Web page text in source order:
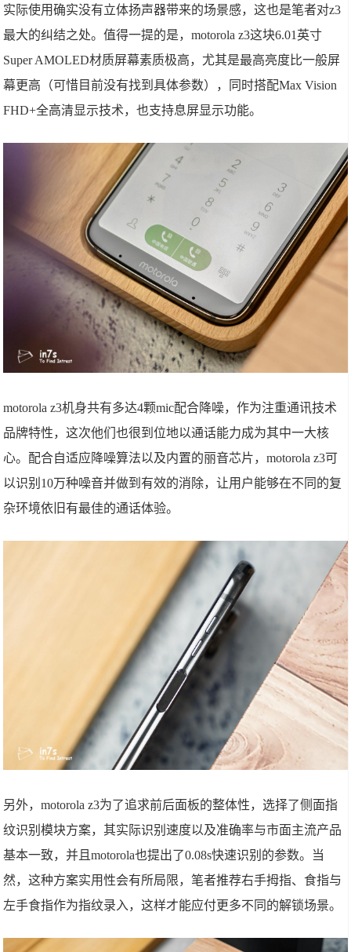
实际使用确实没有立体扬声器带来的场景感，这也是笔者对z3
最大的纠结之处。值得一提的是，motorola z3这块6.01英寸
Super AMOLED材质屏幕素质极高，尤其是最高亮度比一般屏
幕更高（可惜目前没有找到具体参数），同时搭配Max Vision
FHD+全高清显示技术，也支持息屏显示功能。
motorola z3机身共有多达4颗mic配合降噪，作为注重通讯技术
品牌特性，这次他们也很到位地以通话能力成为其中一大核
心。配合自适应降噪算法以及内置的丽音芯片，motorola z3可
以识别10万种噪音并做到有效的消除，让用户能够在不同的复
杂环境依旧有最佳的通话体验。
另外，motorola z3为了追求前后面板的整体性，选择了侧面指
纹识别模块方案，其实际识别速度以及准确率与市面主流产品
基本一致，并且motorola也提出了0.08s快速识别的参数。当
然，这种方案实用性会有所局限，笔者推荐右手拇指、食指与
左手食指作为指纹录入，这样才能应付更多不同的解锁场景。